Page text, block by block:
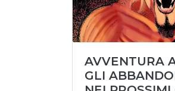
AVVENTURA
GLI